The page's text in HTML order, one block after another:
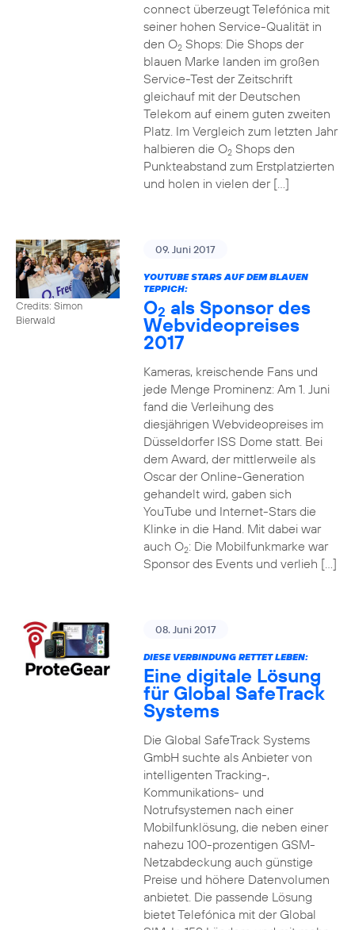
connect überzeugt Telefónica mit
seiner hohen Service-Qualität in
den O2Shops: Die Shops der
blauen Marke landen im großen
Service-Test der Zeitschrift
gleichauf mit der Deutschen
Telekom auf einem guten zweiten
Platz. Im Vergleich zum letzten Jahr
halbieren die O2Shops den
Punkteabstand zum Erstplatzierten
und holen in vielen der […]
Credits: Simon
Bierwald
09. Juni 2017
YOUTUBE STARS AUF DEM BLAUEN
TEPPICH:
O2 als Sponsor des
Webvideopreises
2017
Kameras, kreischende Fans und
jede Menge Prominenz: Am 1. Juni
fand die Verleihung des
diesjährigen Webvideopreises im
Düsseldorfer ISS Dome statt. Bei
dem Award, der mittlerweile als
Oscar der Online-Generation
gehandelt wird, gaben sich
YouTube und Internet-Stars die
Klinke in die Hand. Mit dabei war
auch O2: Die Mobilfunkmarke war
Sponsor des Events und verlieh […]
08. Juni 2017
DIESE VERBINDUNG RETTET LEBEN:
Eine digitale Lösung
für Global SafeTrack
Systems
Die Global SafeTrack Systems
GmbH suchte als Anbieter von
intelligenten Tracking-,
Kommunikations- und
Notrufsystemen nach einer
Mobilfunklösung, die neben einer
nahezu 100-prozentigen GSM-
Netzabdeckung auch günstige
Preise und höhere Datenvolumen
anbietet. Die passende Lösung
bietet Telefónica mit der Global